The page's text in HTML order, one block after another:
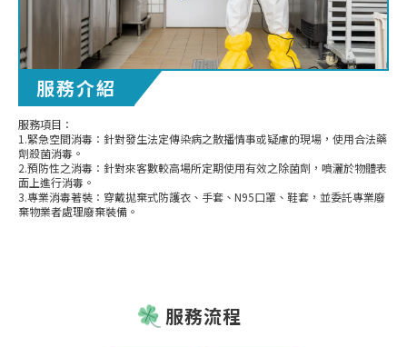
服務介紹
服務項目：
1.緊急空間消毒：針對發生法定傳染病之散播情事或疑慮的現場，使用合法藥
劑殺菌消毒。
2.預防性之消毒：針對來客數較高場所定期使用有效之除菌劑，噴灑於物體表
面上進行消毒。
3.專業消毒著裝：穿戴拋棄式防護衣、手套、N95口罩、鞋套，並委託專業廢
棄物業者處理廢棄裝備。
服務流程